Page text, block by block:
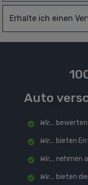
Erhalte ich einen
Auto
Wir...
Wir... bieten
Wir... nehmen
Wir... bieten